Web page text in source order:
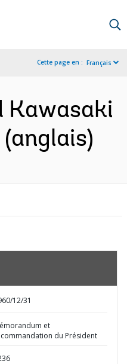
Cette page en : Français
Kawasaki
12/31
et
du Président